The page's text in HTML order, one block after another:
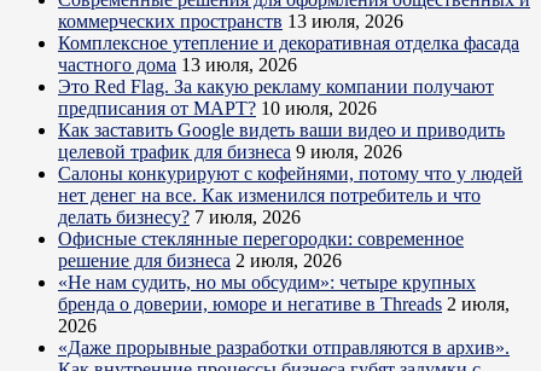
коммерческих пространств 13 июля, 2026
Комплексное утепление и декоративная отделка фасада
частного дома 13 июля, 2026
Это Red Flag. За какую рекламу компании получают
предписания от МАРТ? 10 июля, 2026
Как заставить Google видеть ваши видео и приводить
целевой трафик для бизнеса 9 июля, 2026
Салоны конкурируют с кофейнями, потому что у людей
нет денег на все. Как изменился потребитель и что
делать бизнесу? 7 июля, 2026
Офисные стеклянные перегородки: современное
решение для бизнеса 2 июля, 2026
«Не нам судить, но мы обсудим»: четыре крупных
бренда о доверии, юморе и негативе в Threads 2 июля,
2026
«Даже прорывные разработки отправляются в архив».